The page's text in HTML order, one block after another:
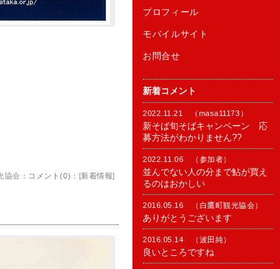
会： コメント(0) ：[新着情報]
プロフィール
モバイルサイト
お問合せ
新着コメント
2022.11.21 （masa11173）
新そば旬そばキャンペーン 応
募方法がわかりません??
2022.11.06 （参加者）
並んでない人の分まで鮎が買え
るのはおかしい
2016.05.16 （白鷹町観光協会）
ありがとうございます
2016.05.14 （波田純）
良いところですね